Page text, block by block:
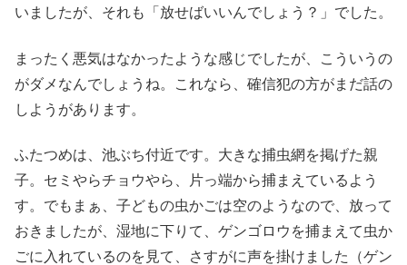
いましたが、それも「放せばいいんでしょう？」でした。
まったく悪気はなかったような感じでしたが、こういうの
がダメなんでしょうね。これなら、確信犯の方がまだ話の
しようがあります。
ふたつめは、池ぶち付近です。大きな捕虫網を掲げた親
子。セミやらチョウやら、片っ端から捕まえているよう
す。でもまぁ、子どもの虫かごは空のようなので、放って
おきましたが、湿地に下りて、ゲンゴロウを捕まえて虫か
ごに入れているのを見て、さすがに声を掛けました（ゲン